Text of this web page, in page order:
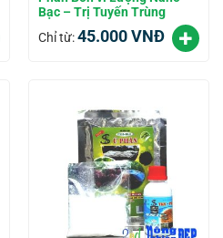
Bạc – Trị Tuyến Trùng
Chỉ từ:45.000VNĐ